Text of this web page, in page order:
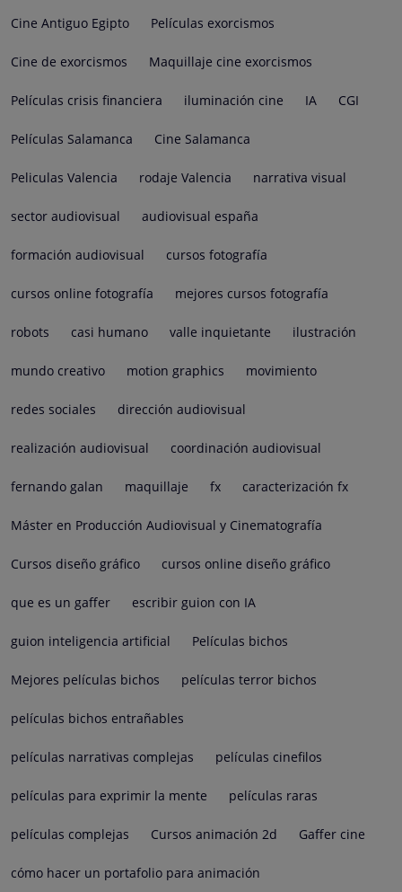
Cine Antiguo Egipto Películas exorcismos
Cine de exorcismos Maquillaje cine exorcismos
Películas crisis financiera iluminación cine IA CGI
Películas Salamanca Cine Salamanca
Peliculas Valencia rodaje Valencia narrativa visual
sector audiovisual audiovisual españa
formación audiovisual cursos fotografía
cursos online fotografía mejores cursos fotografía
robots casi humano valle inquietante ilustración
mundo creativo motion graphics movimiento
redes sociales dirección audiovisual
realización audiovisual coordinación audiovisual
fernando galan maquillaje fx caracterización fx
Máster en Producción Audiovisual y Cinematografía
Cursos diseño gráfico cursos online diseño gráfico
que es un gaffer escribir guion con IA
guion inteligencia artificial Películas bichos
Mejores películas bichos películas terror bichos
películas bichos entrañables
películas narrativas complejas películas cinefilos
películas para exprimir la mente películas raras
películas complejas Cursos animación 2d Gaffer cine
cómo hacer un portafolio para animación